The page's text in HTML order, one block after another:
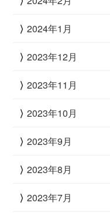
2024年1月
2023年12月
2023年11月
2023年10月
2023年9月
2023年8月
2023年7月